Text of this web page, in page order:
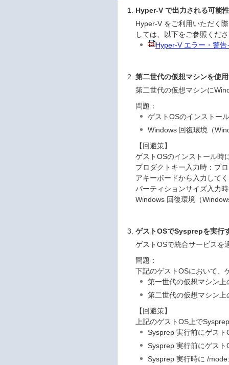
Hyper-V で出力される可能
Hyper-V をご利用いただく
しては、以下をご参照くだ
Hyper-V エラー・警
第二世代の仮想マシンを使
第二世代の仮想マシンに
問題：
ゲストOSのインストー
Windows 回復環境（
【回避策】
ゲストOSのインストール時
プロダクトキー入力時：プ
アキーボードから入力して
パーティションサイズ入力
Windows 回復環境（
ゲストOSでSysprepを実行
ゲストOSで統合サービスを
問題：
下記のゲストOSにおいて、
第一世代の仮想マシン
第二世代の仮想マシン
【回避策】
上記のゲストOS上で
Sysprep 実行前にゲスト
Sysprep 実行前にゲスト
Sysprep 実行時に /